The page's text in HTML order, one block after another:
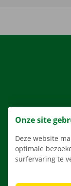
Onze site
Deze website
optimale
surfervaring te